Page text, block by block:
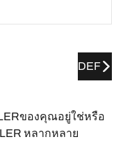
DEF
ของคุณอยู่ใช่หรือ
หลากหลาย